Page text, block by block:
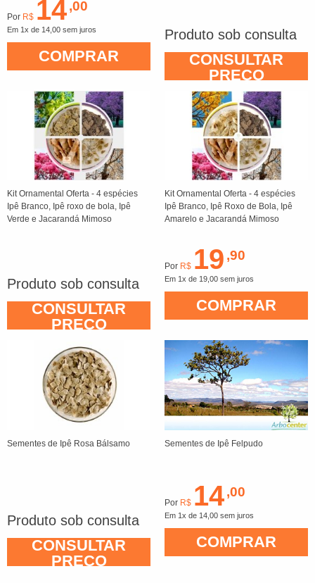
Por R$ 14,00
Em 1x de 14,00 sem juros
COMPRAR
Produto sob consulta
CONSULTAR
PREÇO
Kit Ornamental Oferta - 4 espécies
Ipê Branco, Ipê roxo de bola, Ipê
Verde e Jacarandá Mimoso
Produto sob consulta
CONSULTAR
PREÇO
Kit Ornamental Oferta - 4 espécies
Ipê Branco, Ipê Roxo de Bola, Ipê
Amarelo e Jacarandá Mimoso
Por R$ 19 ,90
Em 1x de 19,00 sem juros
COMPRAR
Sementes de Ipê Rosa Bálsamo
Produto sob consulta
CONSULTAR
PREÇO
Sementes de Ipê Felpudo
Por R$ 14,00
Em 1x de 14,00 sem juros
COMPRAR